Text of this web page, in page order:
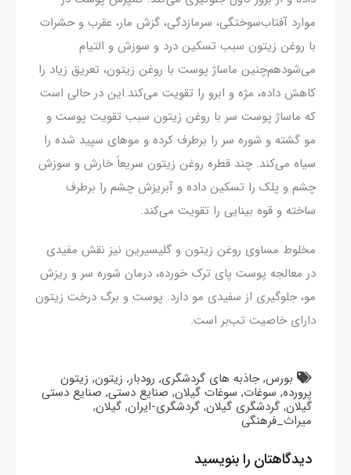
موارد آفتاب‌سوختگی، سرمازدگی، گزش مار، عقرب و حشرات
با روغن زیتون سبب تسکین درد و سوزش و التیام
می‌شودهم‌چنین ماساژ پوست با روغن زیتون، تعریق زیاد را
کاهش داده، مژه و ابرو را تقویت می‌کند.این در حالی است
که ماساژ پوست سر با روغن زیتون سبب تقویت پوست و
مو گشته و شوره سر را برطرف کرده و موهای سپید شده را
سیاه می‌کند. چند قطره روغن زیتون سریعاً خارش و سوزش
چشم و پلک را تسکین داده و آبریزش چشم را برطرف
ساخته و قوه بینایی را تقویت می‌کند.
مخلوط مساوی روغن زیتون و گلیسیرین نیز نقش مفیدی
در معالجه پوست پای ترک خورده، درمان شوره سر و ریزش
مو، جلوگیری از سفیدی مو دارد. پوست و برگ درخت زیتون
دارای خاصیت تب‌بر است.
بورس,جاذبه های گردشگری, رودبار, زیتون, زیتون
پرورده, سوغات, سوغات گیلان, صنایع دستی, صنایع دستی
گیلان, گردشگری گیلان, گردشگری-ایران, گیلان,
میراث_فرهنگی
دیدگاهتان را بنویسید